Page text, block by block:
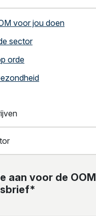
voor jou doen
sector
orde
aan voor de OOM